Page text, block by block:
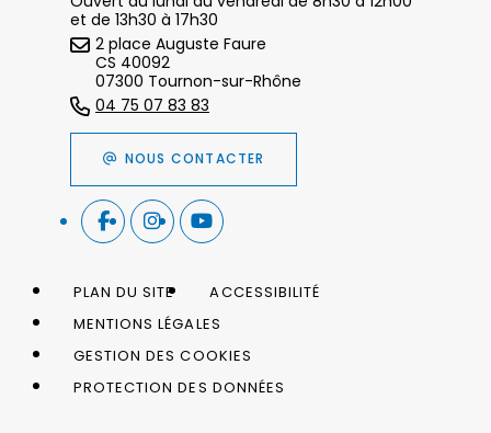
et de 13h30 à 17h30
2 place Auguste Faure
CS 40092
07300 Tournon-sur-Rhône
04 75 07 83 83
NOUS CONTACTER
PLAN DU SITE
ACCESSIBILITÉ
MENTIONS LÉGALES
GESTION DES COOKIES
PROTECTION DES DONNÉES